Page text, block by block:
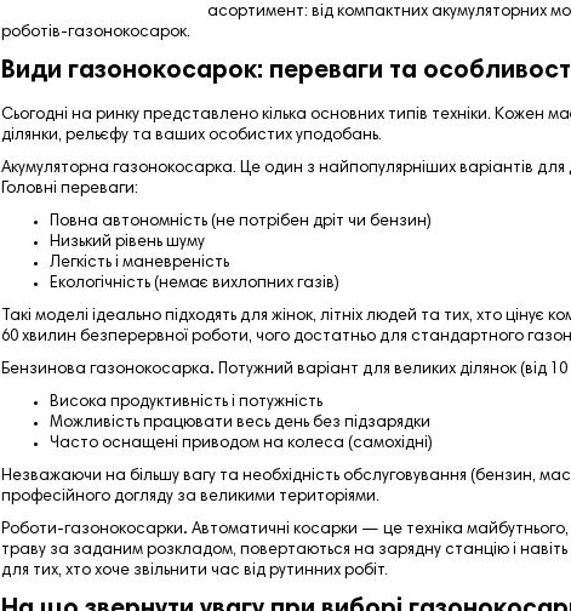
асортимент: від компактних акумуляторних
роботів-газонокосарок.
Види газонокосарок: переваги та
Сьогодні на ринку представлено кілька основних типів техніки. Кожен
ділянки, рельєфу та ваших особистих уподобань.
Акумуляторна газонокосарка. Це один з найпопулярніших варіантів
Головні переваги:
Повна автономність (не потрібен дріт чи бензин)
Низький рівень шуму
Легкість і маневреність
Екологічність (немає вихлопних газів)
Такі моделі ідеально підходять для жінок, літніх людей та тих, хто
60 хвилин безперервної роботи, чого достатньо для стандартного
Бензинова газонокосарка. Потужний варіант для великих ділянок (від
Висока продуктивність і потужність
Можливість працювати весь день без підзарядки
Часто оснащені приводом на колеса (самохідні)
Незважаючи на більшу вагу та необхідність обслуговування (бензин,
професійного догляду за великими територіями.
Роботи-газонокосарки. Автоматичні косарки — це техніка
траву за заданим розкладом, повертаються на зарядну станцію і
для тих, хто хоче звільнити час від рутинних робіт.